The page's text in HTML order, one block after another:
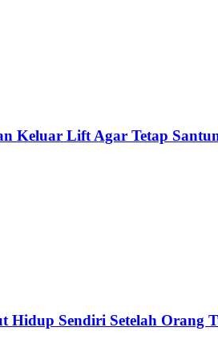
Keluar Lift Agar Tetap
Hidup Sendiri Setelah Orang